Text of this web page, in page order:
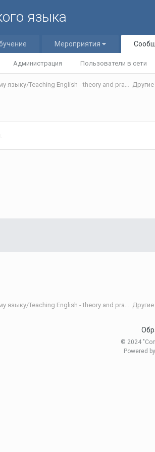
языка
Мероприятия
Администрация Пользователи в сети
Теория и практика обучения английскому языку/Teaching English - theory and practice
Теория и практика обучения английскому языку/Teaching English - theory and practice
© 2024
Powered